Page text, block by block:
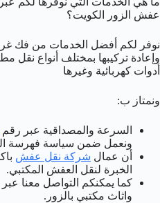
عفش الزور الكويت؟
نوفر لكم أفضل الخدمات من فك غرف
وإعادة تركيبها بمختلف أنواع نقل
أدوات كهربائية وغيرها
ونمتاز ب:
السرعة والمصداقية عبر رقم
ونعمل ضمن سياسة فهرسة
أن عمال شركة نقل عفش
الخبرة لنقل العفش المكتبي.
واثاث مكتبي بالزور.